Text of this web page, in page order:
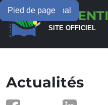
Menu principal
Contenu principal
Pied de page
SITE OFFICIEL
Actualités